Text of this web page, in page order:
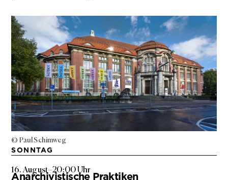
© Paul Schimweg
SONNTAG
16. August–20:00 Uhr
Anarchivistische Praktiken